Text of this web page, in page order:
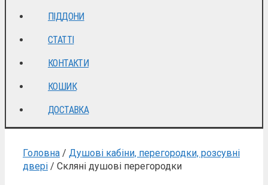
ПІДДОНИ
СТАТТІ
КОНТАКТИ
КОШИК
ДОСТАВКА
Головна / Душові кабіни, перегородки, розсувні
двері / Скляні душові перегородки